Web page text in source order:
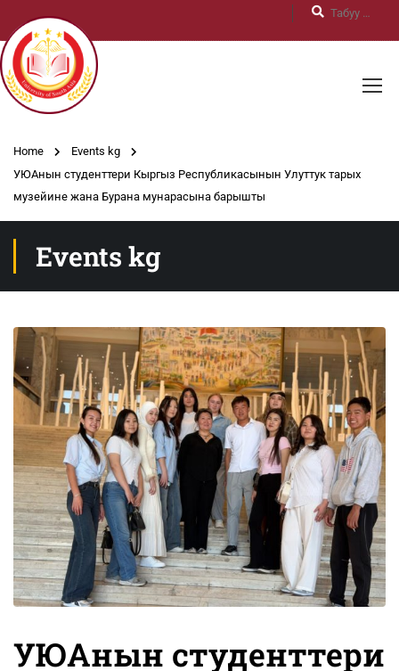
Home
Events kg
УЮАнын студенттери Кыргыз Республикасынын Улуттук тарых
музейине жана Бурана мунарасына барышты
Events kg
УЮАнын студенттери